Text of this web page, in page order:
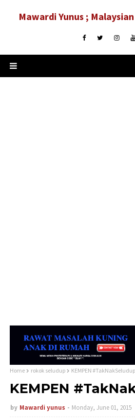
Mawardi Yunus ;
Home rokok seludup KEMPEN
KEMPEN
by Mawardi yunus Monday, June 01, 2015